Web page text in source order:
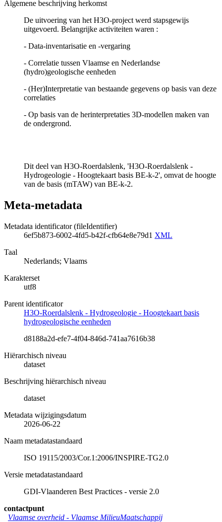
Algemene beschrijving herkomst
De uitvoering van het H3O-project werd stapsgewijs
uitgevoerd. Belangrijke activiteiten waren :
- Data-inventarisatie en -vergaring
- Correlatie tussen Vlaamse en Nederlandse
(hydro)geologische eenheden
- (Her)Interpretatie van bestaande gegevens op basis van deze
correlaties
- Op basis van de herinterpretaties 3D-modellen maken van
de ondergrond.
Dit deel van H3O-Roerdalslenk, 'H3O-Roerdalslenk -
Hydrogeologie - Hoogtekaart basis BE-k-2', omvat de hoogte
van de basis (mTAW) van BE-k-2.
Meta-metadata
Metadata identificator (fileIdentifier)
6ef5b873-6002-4fd5-b42f-cfb64e8e79d1 XML
Taal
Nederlands; Vlaams
Karakterset
utf8
Parent identificator
H3O-Roerdalslenk - Hydrogeologie - Hoogtekaart basis
hydrogeologische eenheden
d8188a2d-efe7-4f04-846d-741aa7616b38
Hiërarchisch niveau
dataset
Beschrijving hiërarchisch niveau
dataset
Metadata wijzigingsdatum
2026-06-22
Naam metadatastandaard
ISO 19115/2003/Cor.1:2006/INSPIRE-TG2.0
Versie metadatastandaard
GDI-Vlaanderen Best Practices - versie 2.0
contactpunt
Vlaamse overheid - Vlaamse MilieuMaatschappij